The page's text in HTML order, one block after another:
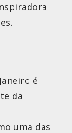
é
da
uma das